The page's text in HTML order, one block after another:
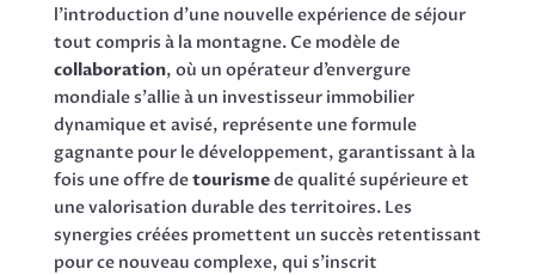
l’introduction d’une nouvelle expérience de séjour
tout compris à la montagne. Ce modèle de
collaboration, où un opérateur d’envergure
mondiale s’allie à un investisseur immobilier
dynamique et avisé, représente une formule
gagnante pour le développement, garantissant à la
fois une offre detourismede qualité supérieure et
une valorisation durable des territoires. Les
synergies créées promettent un succès retentissant
pour ce nouveau complexe, qui s’inscrit